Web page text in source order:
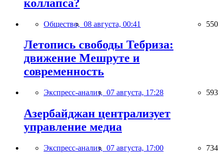
коллапса?
Общество, 08 августа, 00:41 550
Летопись свободы Тебриза:
движение Мешруте и
современность
Экспресс-анализ, 07 августа, 17:28 593
Азербайджан централизует
управление медиа
Экспресс-анализ, 07 августа, 17:00 734